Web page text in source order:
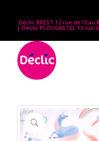
Déclic BREST 12 rue de l'Eau
| Declic PLOUGASTEL 13 rue